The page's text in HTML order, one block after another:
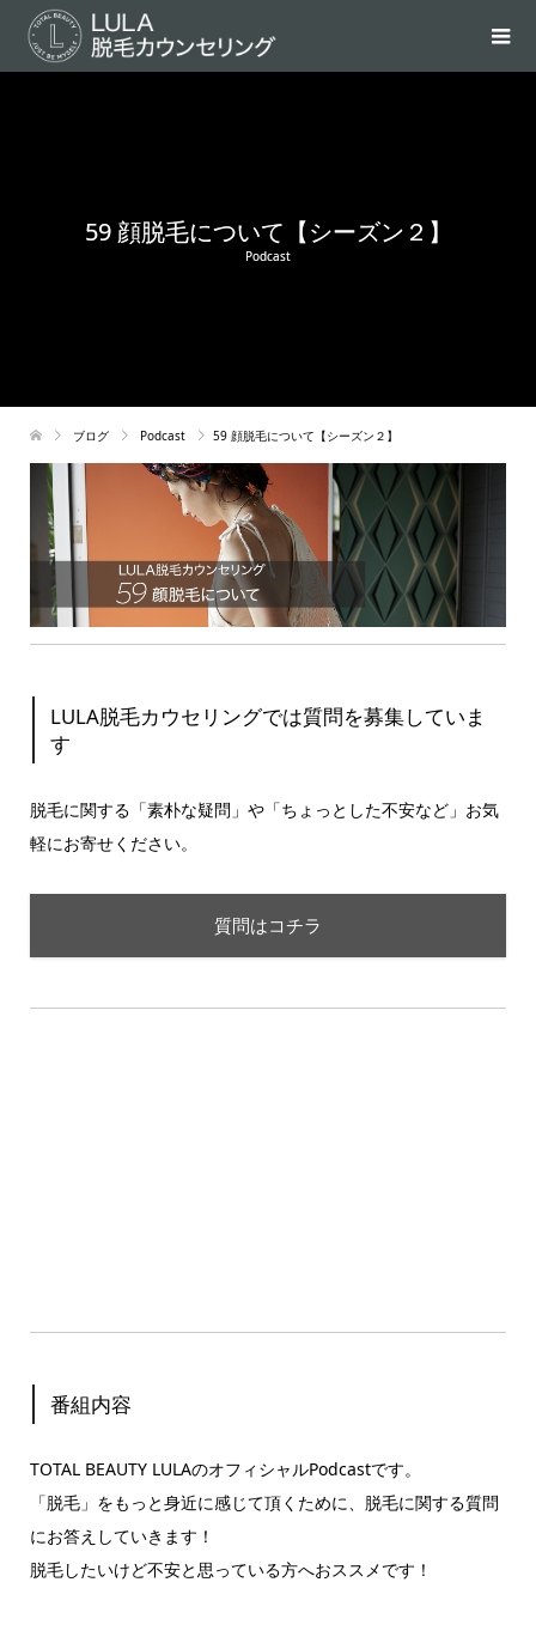
59 顔脱毛について【シーズン２】
Podcast
ブログ Podcast 59 顔脱毛について【シーズン２】
LULA脱毛カウセリングでは質問を募集していま
す
脱毛に関する「素朴な疑問」や「ちょっとした不安など」お気
軽にお寄せください。
質問はコチラ
番組内容
TOTAL BEAUTY LULAのオフィシャルPodcastです。
「脱毛」をもっと身近に感じて頂くために、脱毛に関する質問
にお答えしていきます！
脱毛したいけど不安と思っている方へおススメです！